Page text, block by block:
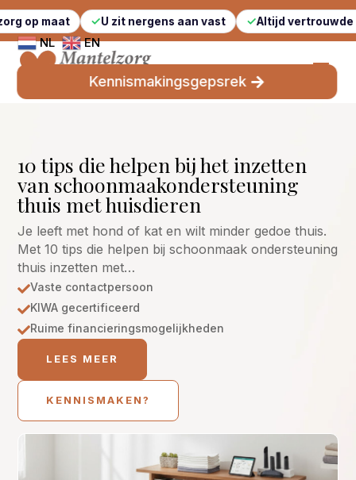
U zit nergens aan vast Altijd vertrouwde gezichten
NL EN
Kennismakingsgepsrek
10 tips die helpen bij het inzetten
van schoonmaakondersteuning
thuis met huisdieren
Je leeft met hond of kat en wilt minder gedoe thuis.
Met 10 tips die helpen bij schoonmaak ondersteuning
thuis inzetten met…
Vaste contactpersoon
KIWA gecertificeerd
Ruime financieringsmogelijkheden
LEES MEER
KENNISMAKEN?